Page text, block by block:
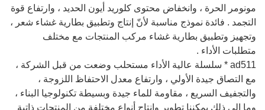
مونومر الحرة ، وانخفاض محتوى كلوريد أيون الحديد ، وارتفاع قوة
التجمد . فائدة نموذج مناسبة لأنّ إنتاج وتطبيق بطارية غشاء شعر ،
وتجهيز وتطبيق بطارية غشاء مركب المنتجات مع مختلف
متطلبات الأداء .
ad511 * سلسلة عالية الأداء مستحلب وضعت من قبل الشركة ،
مع التصاق جيدة الأولي ، وارتفاع معدل الاحتفاظ اللزوجة ،
والتجفيف السريع ، مقاومة للماء جيدة وبسيطة تكنولوجيا البناء ،
وما إلى ذلك يمكننا تطوير وإنتاج أنواع مختلفة من المنتجات ذاتية